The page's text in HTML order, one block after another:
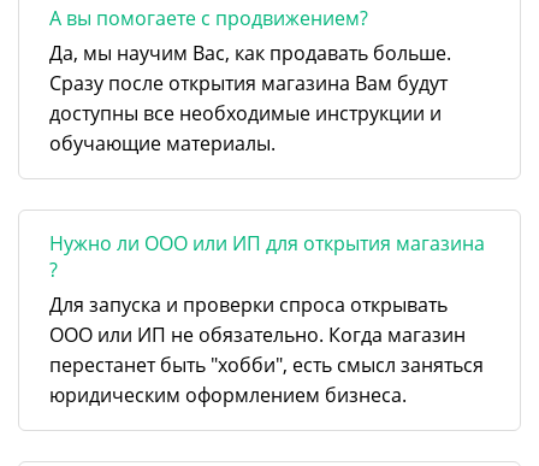
А вы помогаете с продвижением?
Да, мы научим Вас, как продавать больше.
Сразу после открытия магазина Вам будут
доступны все необходимые инструкции и
обучающие материалы.
Нужно ли ООО или ИП для открытия магазина
?
Для запуска и проверки спроса открывать
ООО или ИП не обязательно. Когда магазин
перестанет быть "хобби", есть смысл заняться
юридическим оформлением бизнеса.